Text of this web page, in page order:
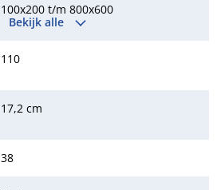
100x200 t/m 800x600
Bekijk alle
110
17,2 cm
38